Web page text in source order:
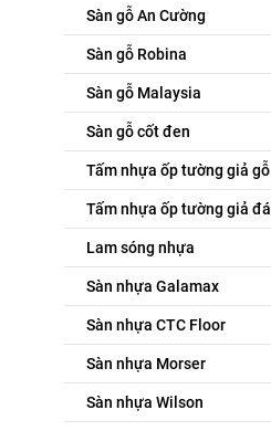
Sàn gỗ An Cường
Sàn gỗ Robina
Sàn gỗ Malaysia
Sàn gỗ cốt đen
Tấm nhựa ốp tường giả gỗ
Tấm nhựa ốp tường giả đá
Lam sóng nhựa
Sàn nhựa Galamax
Sàn nhựa CTC Floor
Sàn nhựa Morser
Sàn nhựa Wilson